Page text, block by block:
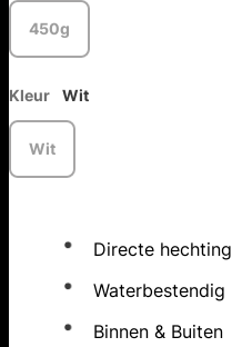
450g
Kleur Wit
Wit
Directe hechting
Waterbestendig
Binnen & Buiten